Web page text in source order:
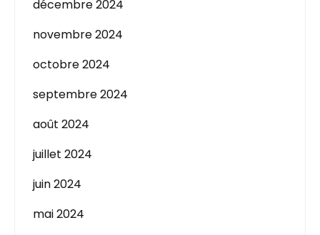
décembre 2024
novembre 2024
octobre 2024
septembre 2024
août 2024
juillet 2024
juin 2024
mai 2024